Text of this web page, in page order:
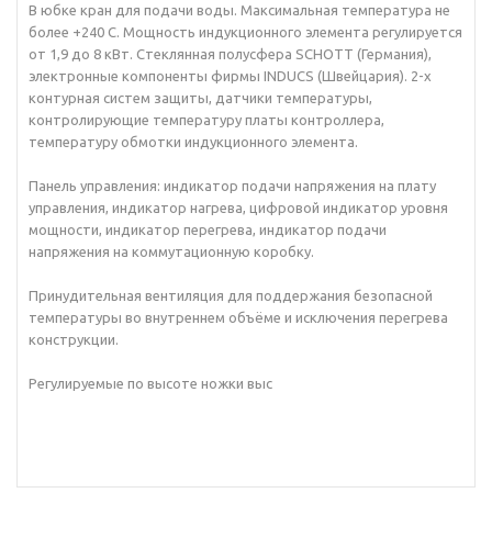
В юбке кран для подачи воды. Максимальная температура не
более +240 С. Мощность индукционного элемента регулируется
от 1,9 до 8 кВт. Стеклянная полусфера SCHOTT (Германия),
электронные компоненты фирмы INDUCS (Швейцария). 2-х
контурная систем защиты, датчики температуры,
контролирующие температуру платы контроллера,
температуру обмотки индукционного элемента.
Панель управления: индикатор подачи напряжения на плату
управления, индикатор нагрева, цифровой индикатор уровня
мощности, индикатор перегрева, индикатор подачи
напряжения на коммутационную коробку.
Принудительная вентиляция для поддержания безопасной
температуры во внутреннем объёме и исключения перегрева
конструкции.
Регулируемые по высоте ножки выс